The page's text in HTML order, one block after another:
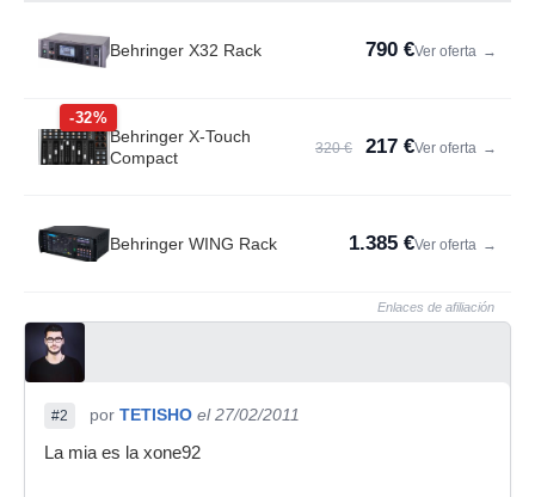
Behringer X32 Rack 790 €Ver oferta →
-32%
Behringer X-Touch
Compact
320 € 217 €Ver oferta →
Behringer WING Rack 1.385 €Ver oferta →
Enlaces de afiliación
#2 por TETISHO el 27/02/2011
La mia es la xone92